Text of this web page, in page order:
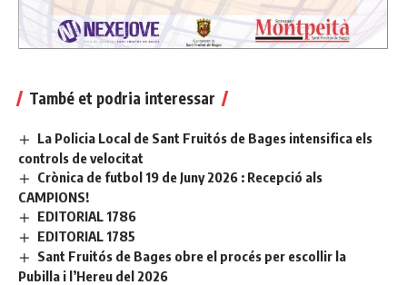
També et podria interessar
La Policia Local de Sant Fruitós de Bages intensifica els
controls de velocitat
Crònica de futbol 19 de Juny 2026 : Recepció als
CAMPIONS!
EDITORIAL 1786
EDITORIAL 1785
Sant Fruitós de Bages obre el procés per escollir la
Pubilla i l’Hereu del 2026